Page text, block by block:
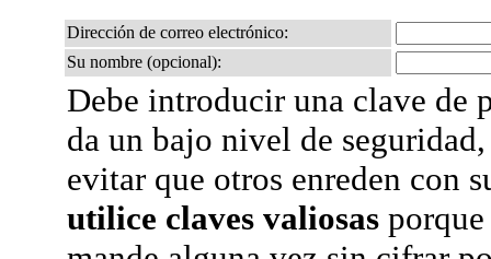
Dirección de correo electrónico:
Su nombre (opcional):
Debe introducir una clave de
da un bajo nivel de
evitar que otros enreden con
utilice claves valiosas